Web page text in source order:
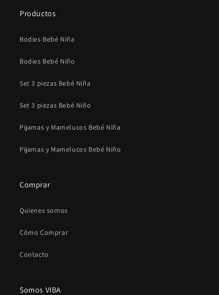
Productos
Bodies Bebé Niña
Bodies Bebé Niño
Set 3 piezas Bebé Niña
Set 3 piezas Bebé Niño
Pijamas y Mamelucos Bebé Niña
Pijamas y Mamelucos Bebé Niño
Comprar
Quienes somos
Cómo Comprar
Contacto
Somos VIBA